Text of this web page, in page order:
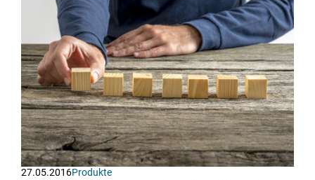
27.05.2016Produkte